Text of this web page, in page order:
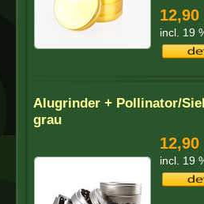
12,90
incl. 19
Alugrinder + Pollinator/
grau
12,90
incl. 19